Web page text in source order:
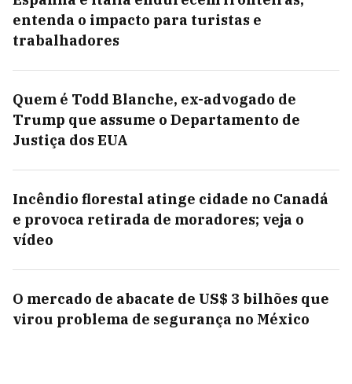
entenda o impacto para turistas e
trabalhadores
Quem é Todd Blanche, ex-advogado de
Trump que assume o Departamento de
Justiça dos EUA
Incêndio florestal atinge cidade no Canadá
e provoca retirada de moradores; veja o
vídeo
O mercado de abacate de US$ 3 bilhões que
virou problema de segurança no México